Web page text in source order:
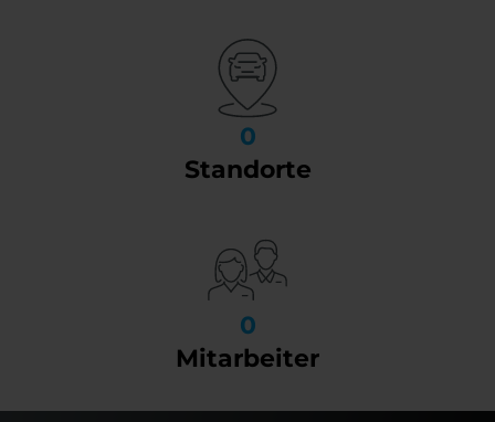
0
Standorte
0
Mitarbeiter